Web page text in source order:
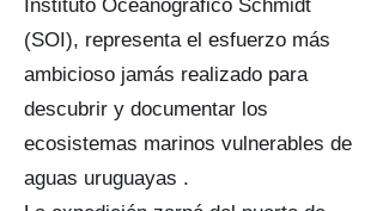
Instituto Oceanográfico Schmidt
(SOI), representa el esfuerzo más
ambicioso jamás realizado para
descubrir y documentar los
ecosistemas marinos vulnerables de
aguas uruguayas .